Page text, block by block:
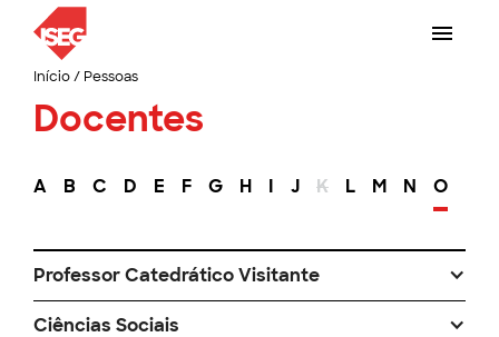
Início/ Pessoas
Docentes
A B C D E F G H I J K L M N O
Professor Catedrático Visitante
Ciências Sociais